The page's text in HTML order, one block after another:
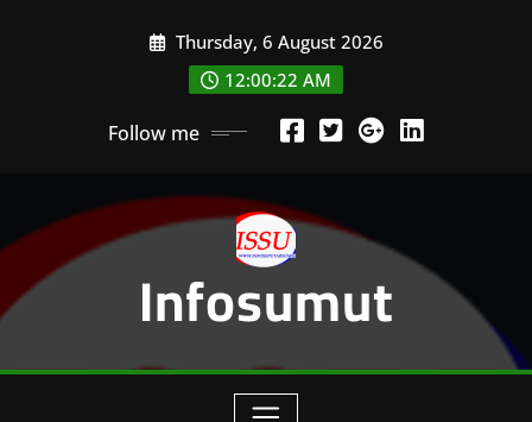
Thursday, 6 August 2026
12:00:24 AM
Follow me
Infosumut